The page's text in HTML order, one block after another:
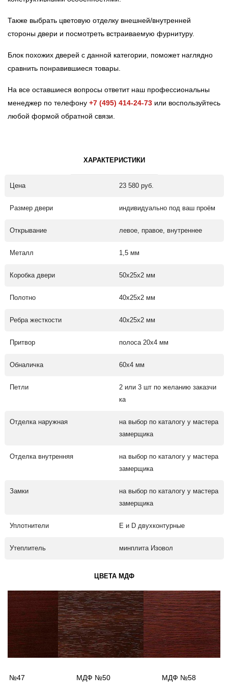
Также выбрать цветовую отделку внешней/внутренней
стороны двери и посмотреть встраиваемую фурнитуру.
Блок похожих дверей с данной категории, поможет наглядно
сравнить понравившиеся товары.
На все оставшиеся вопросы ответит наш профессиональны
менеджер по телефону +7 (495) 414-24-73 или воспользуйтесь
любой формой обратной связи.
ХАРАКТЕРИСТИКИ
Цена 23 580 руб.
Размер двери индивидуально под ваш проём
Открывание левое, правое, внутреннее
Металл 1,5 мм
Коробка двери 50х25х2 мм
Полотно 40х25х2 мм
Ребра жесткости 40х25х2 мм
Притвор полоса 20х4 мм
Обналичка 60х4 мм
Петли
2 или 3 шт по желанию заказчи
ка
Отделка наружная
на выбор по каталогу у мастера
замерщика
Отделка внутренняя
на выбор по каталогу у мастера
замерщика
Замки
на выбор по каталогу у мастера
замерщика
Уплотнители Е и D двухконтурные
Утеплитель минплита Изовол
ЦВЕТА МДФ
№47 МДФ №50 МДФ №58